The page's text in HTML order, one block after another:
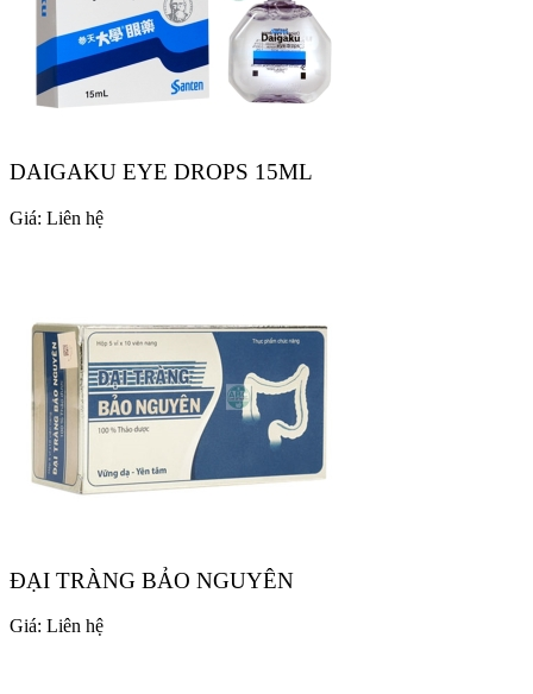
DAIGAKU EYE DROPS 15ML
Giá: Liên hệ
ĐẠI TRÀNG BẢO NGUYÊN
Giá: Liên hệ